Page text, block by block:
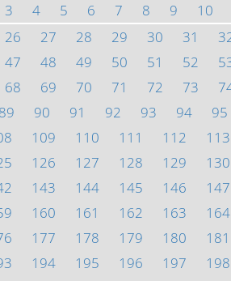
3 4 5 6 7 8 9 10
26 27 28 29 30 31
47 48 49 50 51 52
68 69 70 71 72 73
89 90 91 92 93 94 95
109 110 111 112 113
126 127 128 129 130
143 144 145 146 147
160 161 162 163 164
177 178 179 180 181
194 195 196 197 198